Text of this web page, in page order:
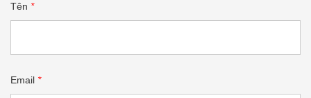
Tên *
Email *